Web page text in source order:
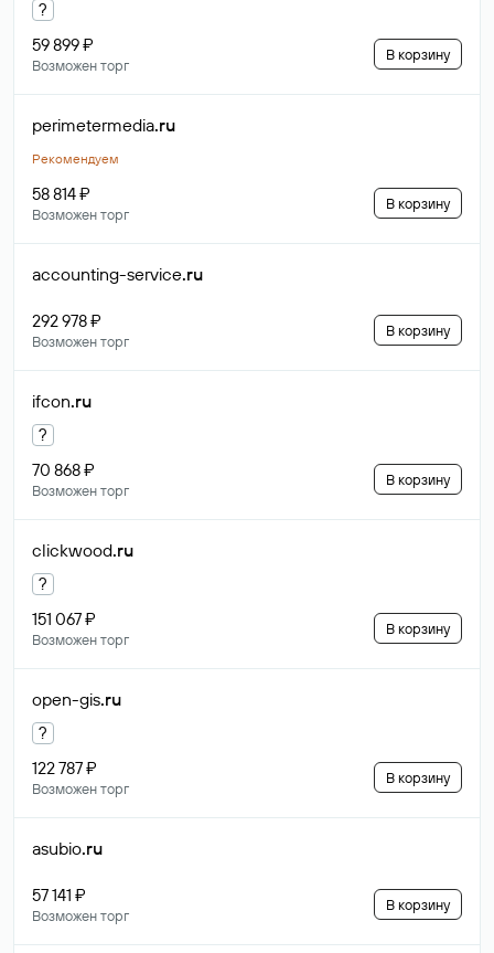
?
59 899 ₽
Возможен торг
В корзину
perimetermedia.ru
Рекомендуем
58 814 ₽
Возможен торг
В корзину
accounting-service.ru
292 978 ₽
Возможен торг
В корзину
ifcon.ru
?
70 868 ₽
Возможен торг
В корзину
clickwood.ru
?
151 067 ₽
Возможен торг
В корзину
open-gis.ru
?
122 787 ₽
Возможен торг
В корзину
asubio.ru
57 141 ₽
Возможен торг
В корзину